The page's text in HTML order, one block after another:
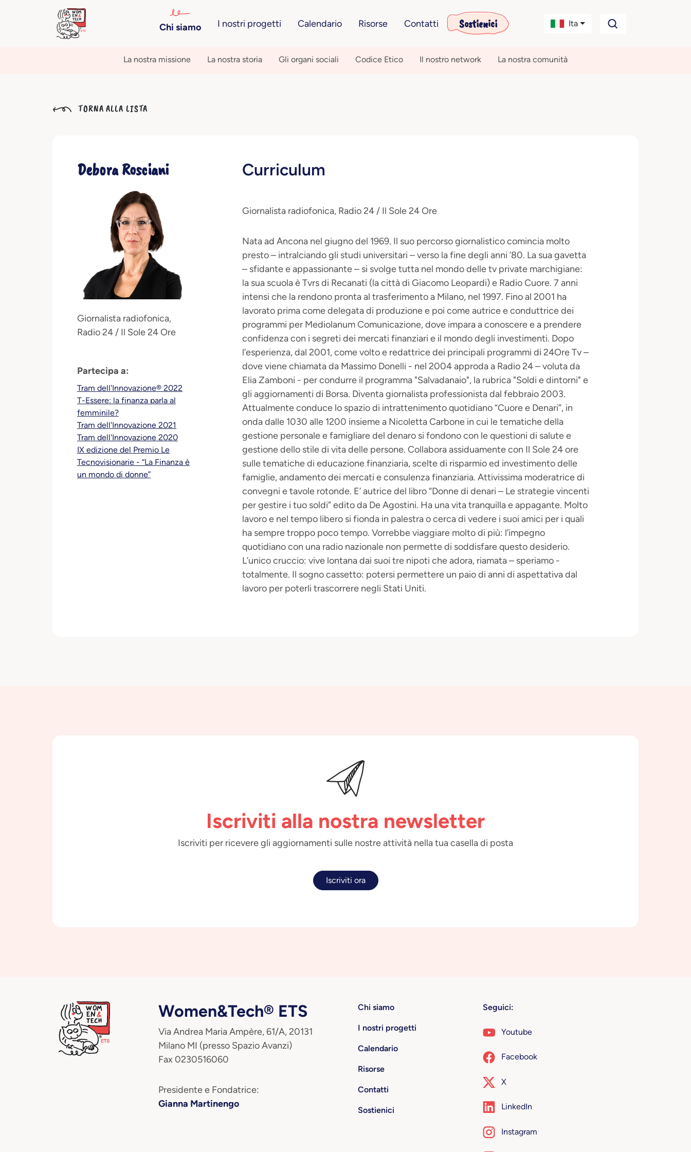
Chi siamo I nostri progetti Calendario Risorse Contatti Sostienici Ita
La nostra missione La nostra storia Gli organi sociali Codice Etico Il nostro network La nostra comunità
TORNA ALLA LISTA
Debora Rosciani
Giornalista radiofonica,
Radio 24 / Il Sole 24 Ore
Partecipa a:
Tram dell'Innovazione® 2022
T-Essere: la finanza parla al
femminile?
Tram dell'Innovazione 2021
Tram dell'Innovazione 2020
IX edizione del Premio Le
Tecnovisionarie - “La Finanza è
un mondo di donne”
Curriculum
Giornalista radiofonica, Radio 24 / Il Sole 24 Ore
Nata ad Ancona nel giugno del 1969. Il suo percorso giornalistico comincia molto
presto – intralciando gli studi universitari – verso la fine degli anni ’80. La sua gavetta
– sfidante e appassionante – si svolge tutta nel mondo delle tv private marchigiane:
la sua scuola è Tvrs di Recanati (la città di Giacomo Leopardi) e Radio Cuore. 7 anni
intensi che la rendono pronta al trasferimento a Milano, nel 1997. Fino al 2001 ha
lavorato prima come delegata di produzione e poi come autrice e conduttrice dei
programmi per Mediolanum Comunicazione, dove impara a conoscere e a prendere
confidenza con i segreti dei mercati finanziari e il mondo degli investimenti. Dopo
l’esperienza, dal 2001, come volto e redattrice dei principali programmi di 24Ore Tv –
dove viene chiamata da Massimo Donelli - nel 2004 approda a Radio 24 – voluta da
Elia Zamboni - per condurre il programma "Salvadanaio", la rubrica "Soldi e dintorni" e
gli aggiornamenti di Borsa. Diventa giornalista professionista dal febbraio 2003.
Attualmente conduce lo spazio di intrattenimento quotidiano “Cuore e Denari”, in
onda dalle 1030 alle 1200 insieme a Nicoletta Carbone in cui le tematiche della
gestione personale e famigliare del denaro si fondono con le questioni di salute e
gestione dello stile di vita delle persone. Collabora assiduamente con Il Sole 24 ore
sulle tematiche di educazione finanziaria, scelte di risparmio ed investimento delle
famiglie, andamento dei mercati e consulenza finanziaria. Attivissima moderatrice di
convegni e tavole rotonde. E’ autrice del libro “Donne di denari – Le strategie vincenti
per gestire i tuo soldi” edito da De Agostini. Ha una vita tranquilla e appagante. Molto
lavoro e nel tempo libero si fionda in palestra o cerca di vedere i suoi amici per i quali
ha sempre troppo poco tempo. Vorrebbe viaggiare molto di più: l’impegno
quotidiano con una radio nazionale non permette di soddisfare questo desiderio.
L’unico cruccio: vive lontana dai suoi tre nipoti che adora, riamata – speriamo -
totalmente. Il sogno cassetto: potersi permettere un paio di anni di aspettativa dal
lavoro per poterli trascorrere negli Stati Uniti.
Iscriviti alla nostra newsletter
Iscriviti per ricevere gli aggiornamenti sulle nostre attività nella tua casella di posta
Iscriviti ora
Women&Tech® ETS
Via Andrea Maria Ampère, 61/A, 20131
Milano MI (presso Spazio Avanzi)
Fax 0230516060
Presidente e Fondatrice:
Gianna Martinengo
Chi siamo
I nostri progetti
Calendario
Risorse
Contatti
Sostienici
Seguici:
Youtube
Facebook
X
LinkedIn
Instagram